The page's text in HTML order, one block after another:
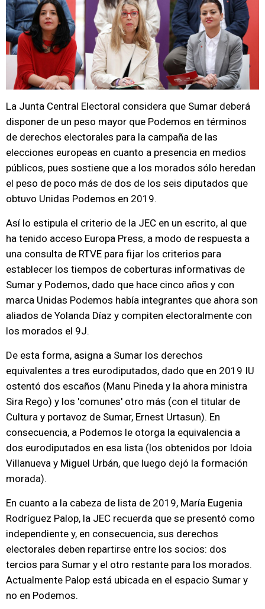
La Junta Central Electoral considera que Sumar deberá
disponer de un peso mayor que Podemos en términos
de derechos electorales para la campaña de las
elecciones europeas en cuanto a presencia en medios
públicos, pues sostiene que a los morados sólo heredan
el peso de poco más de dos de los seis diputados que
obtuvo Unidas Podemos en 2019.
Así lo estipula el criterio de la JEC en un escrito, al que
ha tenido acceso Europa Press, a modo de respuesta a
una consulta de RTVE para fijar los criterios para
establecer los tiempos de coberturas informativas de
Sumar y Podemos, dado que hace cinco años y con
marca Unidas Podemos había integrantes que ahora son
aliados de Yolanda Díaz y compiten electoralmente con
los morados el 9J.
De esta forma, asigna a Sumar los derechos
equivalentes a tres eurodiputados, dado que en 2019 IU
ostentó dos escaños (Manu Pineda y la ahora ministra
Sira Rego) y los 'comunes' otro más (con el titular de
Cultura y portavoz de Sumar, Ernest Urtasun). En
consecuencia, a Podemos le otorga la equivalencia a
dos eurodiputados en esa lista (los obtenidos por Idoia
Villanueva y Miguel Urbán, que luego dejó la formación
morada).
En cuanto a la cabeza de lista de 2019, María Eugenia
Rodríguez Palop, la JEC recuerda que se presentó como
independiente y, en consecuencia, sus derechos
electorales deben repartirse entre los socios: dos
tercios para Sumar y el otro restante para los morados.
Actualmente Palop está ubicada en el espacio Sumar y
no en Podemos.